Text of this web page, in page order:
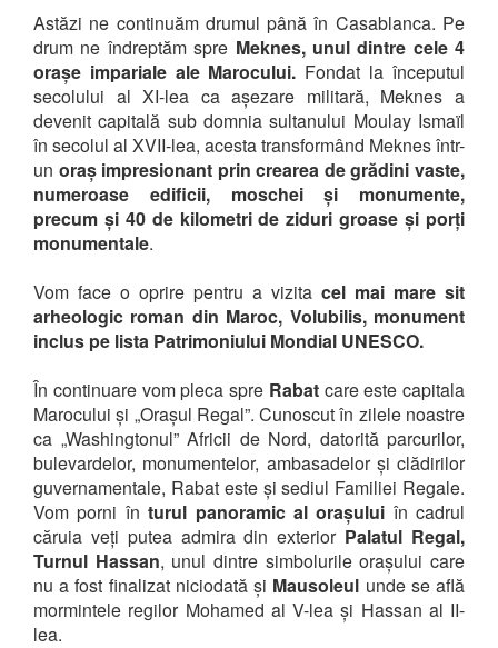
Astăzi ne continuăm drumul până în Casablanca. Pe
drum ne îndreptăm spre Meknes, unul dintre cele 4
orașe impariale ale Marocului. Fondat la începutul
secolului al XI-lea ca așezare militară, Meknes a
devenit capitală sub domnia sultanului Moulay Ismaïl
în secolul al XVII-lea, acesta transformând Meknes într-
un oraș impresionant prin crearea de grădini vaste,
numeroase edificii, moschei și monumente,
precum și 40 de kilometri de ziduri groase și porți
monumentale.
Vom face o oprire pentru a vizita cel mai mare sit
arheologic roman din Maroc, Volubilis, monument
inclus pe lista Patrimoniului Mondial UNESCO.
În continuare vom pleca spre Rabat care este capitala
Marocului și „Orașul Regal”. Cunoscut în zilele noastre
ca „Washingtonul” Africii de Nord, datorită parcurilor,
bulevardelor, monumentelor, ambasadelor și clădirilor
guvernamentale, Rabat este și sediul Familiei Regale.
Vom porni înturul panoramic al orașului în cadrul
căruia veți putea admira din exterior Palatul Regal,
Turnul Hassan, unul dintre simbolurile orașului care
nu a fost finalizat niciodată și Mausoleul unde se află
mormintele regilor Mohamed al V-lea și Hassan al II-
lea.